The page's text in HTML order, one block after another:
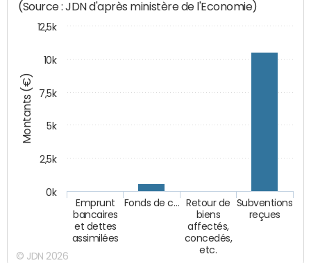
Montants (€)
(Source : JDN d'après ministère de l'Economie)
Emprunt
bancaires
et dettes
assimilées
Fonds de c…
Retour de
biens
affectés,
concedés,
etc.
Subventions
reçues
0k
2,5k
5k
7,5k
10k
12,5k
© JDN 2026